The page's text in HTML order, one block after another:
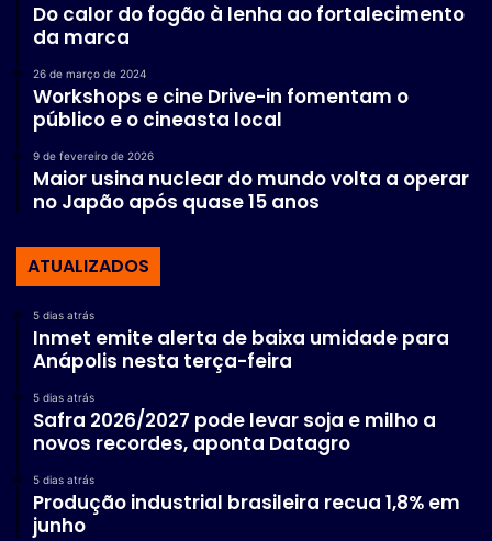
Do calor do fogão à lenha ao fortalecimento
da marca
26 de março de 2024
Workshops e cine Drive-in fomentam o
público e o cineasta local
9 de fevereiro de 2026
Maior usina nuclear do mundo volta a operar
no Japão após quase 15 anos
ATUALIZADOS
5 dias atrás
Inmet emite alerta de baixa umidade para
Anápolis nesta terça-feira
5 dias atrás
Safra 2026/2027 pode levar soja e milho a
novos recordes, aponta Datagro
5 dias atrás
Produção industrial brasileira recua 1,8% em
junho